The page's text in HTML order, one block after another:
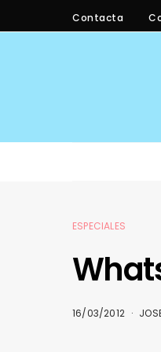
Contacta
ESPECIALES
16/03/2012